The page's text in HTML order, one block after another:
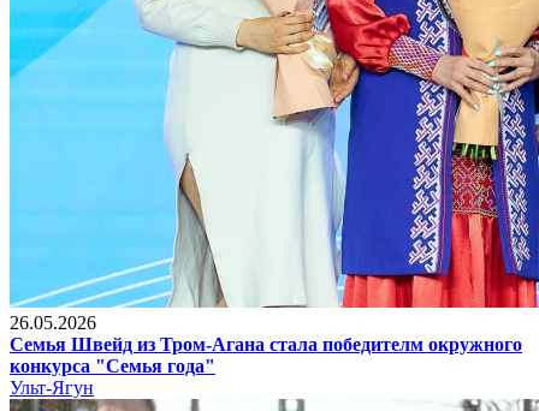
26.05.2026
Семья Швейд из Тром-Агана стала победителм окружного
конкурса "Семья года"
Ульт-Ягун